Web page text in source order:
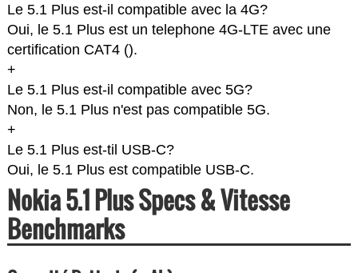
Le 5.1 Plus est-il compatible avec la 4G?
Oui, le 5.1 Plus est un telephone 4G-LTE avec une
certification CAT4 ().
+
Le 5.1 Plus est-il compatible avec 5G?
Non, le 5.1 Plus n'est pas compatible 5G.
+
Le 5.1 Plus est-til USB-C?
Oui, le 5.1 Plus est compatible USB-C.
Nokia 5.1 Plus Specs & Vitesse
Benchmarks